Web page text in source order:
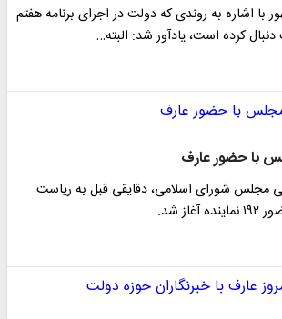
با اشاره به روندی که دولت در اجرای برنامه هفتم
کرده است، یادآور شد: البته…
با حضور عارف
مجلس شورای اسلامی، دقایقی قبل به ریاست
شد.